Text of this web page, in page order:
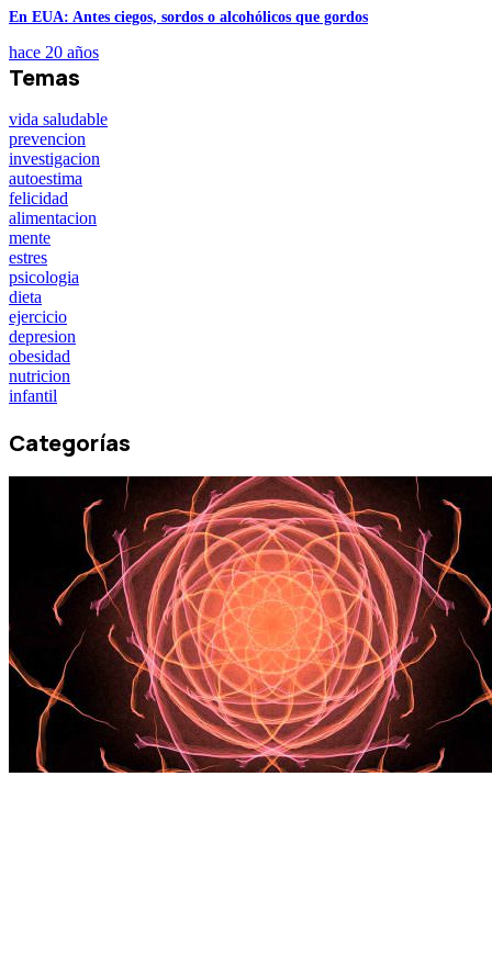
En EUA: Antes ciegos, sordos o alcohólicos que gordos
hace 20 años
Temas
vida saludable
prevencion
investigacion
autoestima
felicidad
alimentacion
mente
estres
psicologia
dieta
ejercicio
depresion
obesidad
nutricion
infantil
Categorías